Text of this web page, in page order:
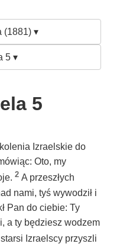
(1881) ▾
5 ▾
5
Izraelskie do
Oto, my
2 A przeszłych
nami, tyś wywodził i
Pan do ciebie: Ty
a ty będziesz wodzem
Izraelscy przyszli